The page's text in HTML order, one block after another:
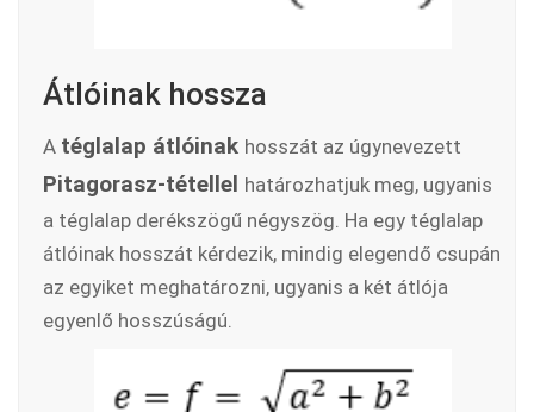
Átlóinak hossza
A téglalap átlóinak hosszát az úgynevezett
Pitagorasz-tétellel határozhatjuk meg, ugyanis
a téglalap derékszögű négyszög. Ha egy téglalap
átlóinak hosszát kérdezik, mindig elegendő csupán
az egyiket meghatározni, ugyanis a két átlója
egyenlő hosszúságú.